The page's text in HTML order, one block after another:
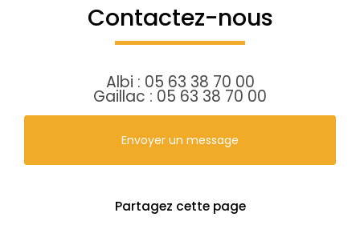
Contactez-nous
Albi : 05 63 38 70 00
Gaillac : 05 63 38 70 00
Envoyer un message
Partagez cette page